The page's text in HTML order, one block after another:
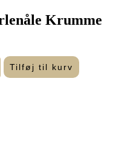
Krumme
Tilføj til kurv